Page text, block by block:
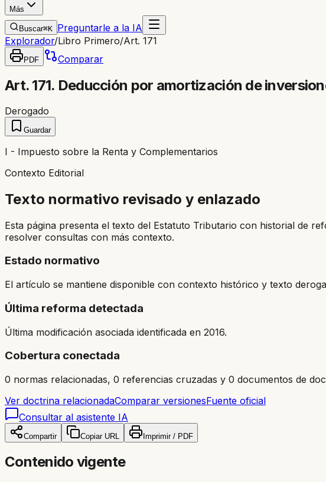
Más
Buscar⌘K Preguntarle a la IA
Explorador/Libro Primero/Art. 171
PDF Comparar
Art. 171. Deducción por amortización de
Derogado
Guardar
I - Impuesto sobre la Renta y Complementarios
Contexto Editorial
Texto normativo revisado y enlazado
Esta página presenta el texto del Estatuto Tributario con historial de
resolver consultas con más contexto.
Estado normativo
El artículo se mantiene disponible con contexto histórico y texto
Última reforma detectada
Última modificación asociada identificada en 2016.
Cobertura conectada
0 normas relacionadas, 0 referencias cruzadas y 0 documentos de
Ver doctrina relacionadaComparar versionesFuente oficial
Consultar al asistente IA
Compartir Copiar URL Imprimir / PDF
Contenido vigente